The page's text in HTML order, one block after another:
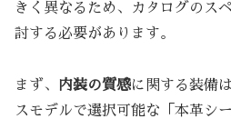
きく異なるため、カタログのス
討する必要があります。
まず、 内装の質感に関する装備
スモデルで選択可能な「本革シ